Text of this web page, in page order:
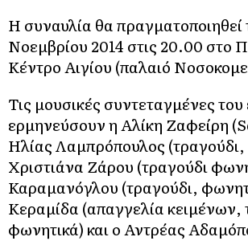
Η συναυλία θα πραγματοποιηθεί
Νοεμβρίου 2014 στις 20.00 στο
Κέντρο Αιγίου (παλαιό
Τις μουσικές συντεταγμένες
ερμηνεύσουν η Αλίκη Ζαφείρη
Ηλίας Λαμπρόπουλος (τραγούδι,
Χριστιάνα Ζάρου (τραγούδι
Καραμανόγλου (τραγούδι,
Κεραμίδα (απαγγελία κειμένων,
φωνητικά) και ο Αντρέας